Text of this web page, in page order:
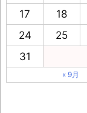
17
18
24
25
31
« 9月